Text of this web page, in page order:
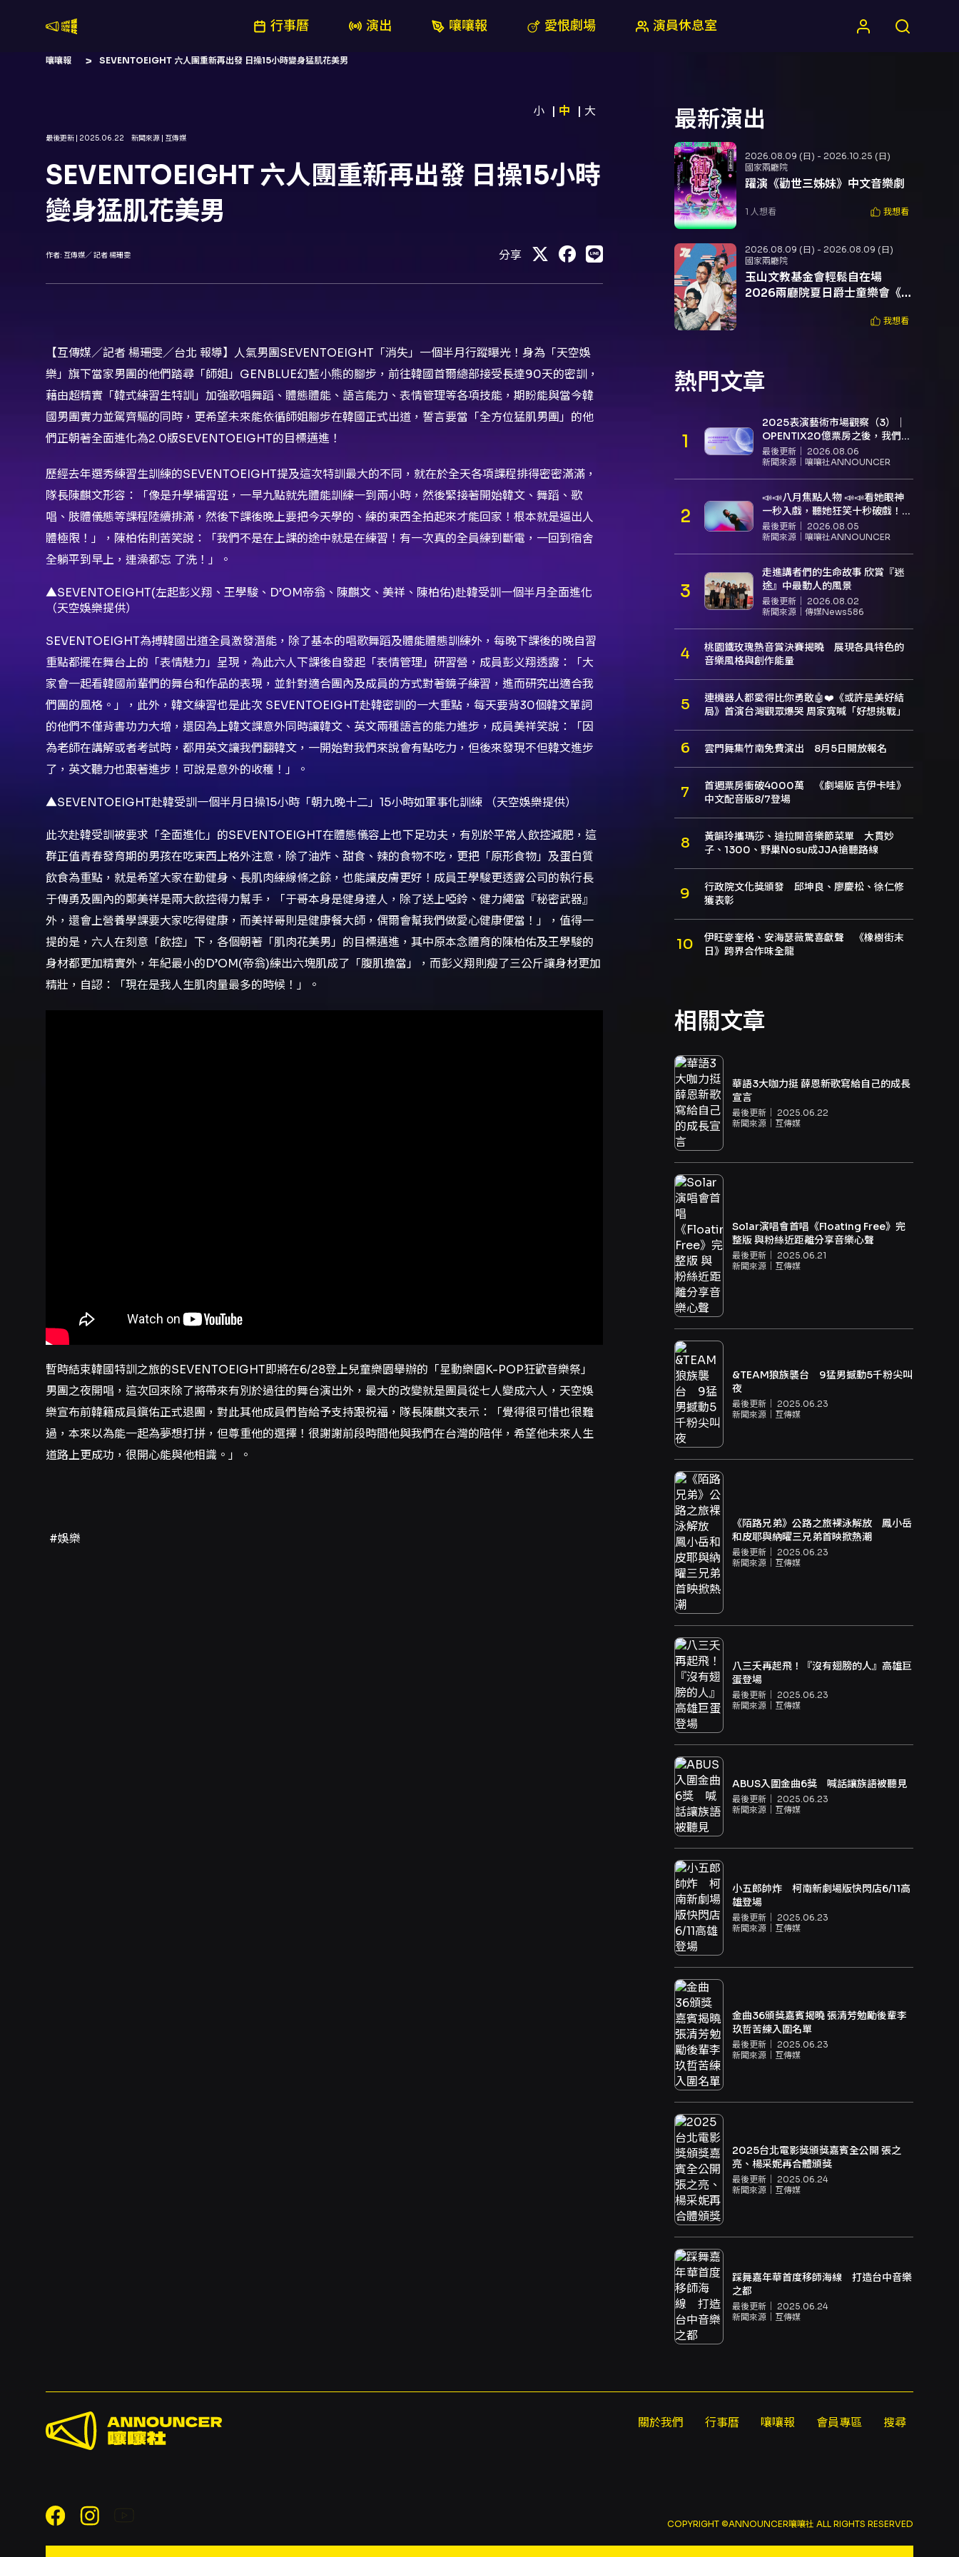
行事曆 演出 嚷嚷報 愛恨劇場 演員休息室
嚷嚷報 SEVENTOEIGHT 六人團重新再出發 日操15小時變身猛肌花美男
小 中 大
最後更新 | 2025.06.22 新聞來源 | 互傳媒
SEVENTOEIGHT 六人團重新再出發 日操15小時
變身猛肌花美男
作者: 互傳媒／ 記者 楊珊雯 分享
【互傳媒／記者 楊珊雯／台北 報導】人氣男團SEVENTOEIGHT「消失」一個半月行蹤曝光！身為「天空娛
樂」旗下當家男團的他們踏尋「師姐」GENBLUE幻藍小熊的腳步，前往韓國首爾總部接受長達90天的密訓，
藉由超精實「韓式練習生特訓」加強歌唱舞蹈、體態體能、語言能力、表情管理等各項技能，期盼能與當今韓
國男團實力並駕齊驅的同時，更希望未來能依循師姐腳步在韓國正式出道，誓言要當「全方位猛肌男團」的他
們正朝著全面進化為2.0版SEVENTOEIGHT的目標邁進！
歷經去年選秀練習生訓練的SEVENTOEIGHT提及這次特訓最大的不同，就在於全天各項課程排得密密滿滿，
隊長陳麒文形容：「像是升學補習班，一早九點就先體能訓練一到兩小時，然後緊接著開始韓文、舞蹈、歌
唱、肢體儀態等課程陸續排滿，然後下課後晚上要把今天學的、練的東西全拍起來才能回家！根本就是逼出人
體極限！」，陳柏佑則苦笑說：「我們不是在上課的途中就是在練習！有一次真的全員練到斷電，一回到宿舍
全躺平到早上，連澡都忘 了洗！」。
▲SEVENTOEIGHT(左起彭义翔、王學駿、D’OM帝翁、陳麒文、美祥、陳柏佑)赴韓受訓一個半月全面進化
（天空娛樂提供）
SEVENTOEIGHT為搏韓國出道全員激發潛能，除了基本的唱歌舞蹈及體能體態訓練外，每晚下課後的晚自習
重點都擺在舞台上的「表情魅力」呈現，為此六人下課後自發起「表情管理」研習營，成員彭义翔透露：「大
家會一起看韓國前輩們的舞台和作品的表現，並針對適合團內及成員的方式對著鏡子練習，進而研究出適合我
們團的風格。」，此外，韓文練習也是此次 SEVENTOEIGHT赴韓密訓的一大重點，每天要背30個韓文單詞
的他們不僅背書功力大增，還因為上韓文課意外同時讓韓文、英文兩種語言的能力進步，成員美祥笑說：「因
為老師在講解或者考試時，都用英文讓我們翻韓文，一開始對我們來說會有點吃力，但後來發現不但韓文進步
了，英文聽力也跟著進步！可說是意外的收穫！」。
▲SEVENTOEIGHT赴韓受訓一個半月日操15小時「朝九晚十二」15小時如軍事化訓練 （天空娛樂提供）
此次赴韓受訓被要求「全面進化」的SEVENTOEIGHT在體態儀容上也下足功夫，有別於平常人飲控減肥，這
群正值青春發育期的男孩在吃東西上格外注意，除了油炸、甜食、辣的食物不吃，更把「原形食物」及蛋白質
飲食為重點，就是希望大家在勤健身、長肌肉練線條之餘，也能讓皮膚更好！成員王學駿更透露公司的執行長
于傳勇及團內的鄭美祥是兩大飲控得力幫手，「于哥本身是健身達人，除了送上啞鈴、健力繩當『秘密武器』
外，還會上營養學課要大家吃得健康，而美祥哥則是健康餐大師，偶爾會幫我們做愛心健康便當！」，值得一
提的是，六人在刻意「飲控」下，各個朝著「肌肉花美男」的目標邁進，其中原本念體育的陳柏佑及王學駿的
身材都更加精實外，年紀最小的D’OM(帝翁)練出六塊肌成了「腹肌擔當」，而彭义翔則瘦了三公斤讓身材更加
精壯，自認：「現在是我人生肌肉量最多的時候！」。
暫時結束韓國特訓之旅的SEVENTOEIGHT即將在6/28登上兒童樂園舉辦的「星動樂園K-POP狂歡音樂祭」
男團之夜開唱，這次回來除了將帶來有別於過往的舞台演出外，最大的改變就是團員從七人變成六人，天空娛
樂宣布前韓籍成員鎭佑正式退團，對此其他成員們皆給予支持跟祝福，隊長陳麒文表示：「覺得很可惜也很難
過，本來以為能一起為夢想打拼，但尊重他的選擇！很謝謝前段時間他與我們在台灣的陪伴，希望他未來人生
道路上更成功，很開心能與他相識。」。
#娛樂
最新演出
2026.08.09 (日) - 2026.10.25 (日)
國家兩廳院
躍演《勸世三姊妹》中文音樂劇
1 人想看 我想看
2026.08.09 (日) - 2026.08.09 (日)
國家兩廳院
玉山文教基金會輕鬆自在場
2026兩廳院夏日爵士童樂會《節
我想看
熱門文章
2025表演藝術市場觀察（3）｜
OPENTIX20億票房之後，我們到
底看見了什麼？
最後更新｜ 2026.08.06
新聞來源｜ 嚷嚷社ANNOUNCER
📣📣八月焦點人物 📣📣看她眼神
一秒入戲，聽她狂笑十秒破戲！
孝女宋國珍 v.s. 笑女張擎佳：本是
同根生，相約壓車別太急
最後更新｜ 2026.08.05
新聞來源｜ 嚷嚷社ANNOUNCER
走進講者們的生命故事 欣賞『迷
途』中最動人的風景
最後更新｜ 2026.08.02
新聞來源｜ 傳媒News586
桃園鐵玫瑰熱音賞決賽揭曉 展現各具特色的
音樂風格與創作能量
連機器人都愛得比你勇敢🤖❤️《或許是美好結
局》首演台灣觀眾爆哭 周家寬喊「好想挑戰」
雲門舞集竹南免費演出 8月5日開放報名
首週票房衝破4000萬 《劇場版 吉伊卡哇》
中文配音版8/7登場
黃韻玲攜瑪莎、迪拉開音樂節菜單 大貫妙
子、1300、野巢Nosu成JJA搶聽路線
行政院文化獎頒發 邱坤良、廖慶松、徐仁修
獲表彰
伊旺麥奎格、安海瑟薇驚喜獻聲 《橡樹街末
日》跨界合作味全龍
相關文章
華語3大咖力挺 薛恩新歌寫給自己的成長
宣言
最後更新｜ 2025.06.22
新聞來源｜ 互傳媒
Solar演唱會首唱《Floating Free》完
整版 與粉絲近距離分享音樂心聲
最後更新｜ 2025.06.21
新聞來源｜ 互傳媒
&TEAM狼族襲台 9猛男撼動5千粉尖叫
夜
最後更新｜ 2025.06.23
新聞來源｜ 互傳媒
《陌路兄弟》公路之旅裸泳解放 鳳小岳
和皮耶與納曜三兄弟首映掀熱潮
最後更新｜ 2025.06.23
新聞來源｜ 互傳媒
八三夭再起飛！『沒有翅膀的人』高雄巨
蛋登場
最後更新｜ 2025.06.23
新聞來源｜ 互傳媒
ABUS入圍金曲6獎 喊話讓族語被聽見
最後更新｜ 2025.06.23
新聞來源｜ 互傳媒
小五郎帥炸 柯南新劇場版快閃店6/11高
雄登場
最後更新｜ 2025.06.23
新聞來源｜ 互傳媒
金曲36頒獎嘉賓揭曉 張清芳勉勵後輩李
玖哲苦練入圍名單
最後更新｜ 2025.06.23
新聞來源｜ 互傳媒
2025台北電影獎頒獎嘉賓全公開 張之
亮、楊采妮再合體頒獎
最後更新｜ 2025.06.24
新聞來源｜ 互傳媒
踩舞嘉年華首度移師海線 打造台中音樂
之都
最後更新｜ 2025.06.24
新聞來源｜ 互傳媒
關於我們 行事曆 嚷嚷報 會員專區 搜尋
COPYRIGHT ©ANNOUNCER嚷嚷社 ALL RIGHTS RESERVED